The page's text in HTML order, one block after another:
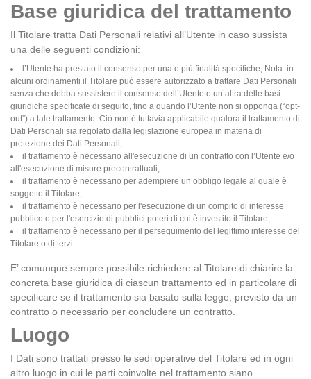
Base giuridica del trattamento
Il Titolare tratta Dati Personali relativi all’Utente in caso sussista
una delle seguenti condizioni:
l’Utente ha prestato il consenso per una o più finalità specifiche; Nota: in
alcuni ordinamenti il Titolare può essere autorizzato a trattare Dati Personali
senza che debba sussistere il consenso dell’Utente o un’altra delle basi
giuridiche specificate di seguito, fino a quando l’Utente non si opponga (“opt-
out”) a tale trattamento. Ciò non è tuttavia applicabile qualora il trattamento di
Dati Personali sia regolato dalla legislazione europea in materia di
protezione dei Dati Personali;
il trattamento è necessario all'esecuzione di un contratto con l’Utente e/o
all'esecuzione di misure precontrattuali;
il trattamento è necessario per adempiere un obbligo legale al quale è
soggetto il Titolare;
il trattamento è necessario per l'esecuzione di un compito di interesse
pubblico o per l'esercizio di pubblici poteri di cui è investito il Titolare;
il trattamento è necessario per il perseguimento del legittimo interesse del
Titolare o di terzi.
E’ comunque sempre possibile richiedere al Titolare di chiarire la
concreta base giuridica di ciascun trattamento ed in particolare di
specificare se il trattamento sia basato sulla legge, previsto da un
contratto o necessario per concludere un contratto.
Luogo
I Dati sono trattati presso le sedi operative del Titolare ed in ogni
altro luogo in cui le parti coinvolte nel trattamento siano